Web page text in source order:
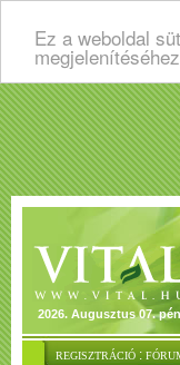
Ez a weboldal
2026. Augusztus 07.
REGISZTRÁCIÓ :